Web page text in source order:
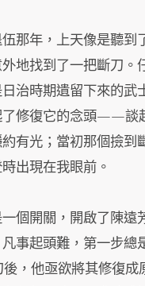
那年，上天像是聽到
地找到了一把斷刀。
治時期遺留下來的武
了修復它的念頭——談
有光；當初那個撿到
出現在我眼前。
個開關，開啟了陳遠
事起頭難，第一步總
，他亟欲將其修復成